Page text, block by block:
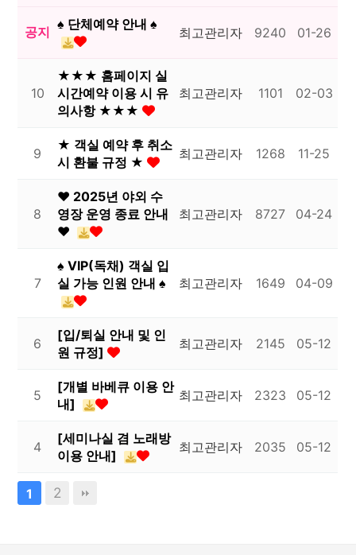
공지 ♠ 단체예약 안내 ♠
최고관리자 9240 01-26
10
★★★ 홈페이지 실
시간예약 이용 시 유
의사항 ★★★
최고관리자 1101 02-03
9
★ 객실 예약 후 취소
시 환불 규정 ★
최고관리자 1268 11-25
8
♥ 2025년 야외 수
영장 운영 종료 안내
♥
최고관리자 8727 04-24
7
♠ VIP(독채) 객실 입
실 가능 인원 안내 ♠
최고관리자 1649 04-09
6
[입/퇴실 안내 및 인
원 규정]
최고관리자 2145 05-12
5
[개별 바베큐 이용 안
내]
최고관리자 2323 05-12
4
[세미나실 겸 노래방
이용 안내]
최고관리자 2035 05-12
1 2